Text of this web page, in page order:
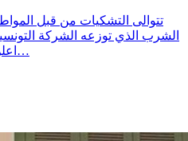
تتوالى التشكيات من قبل
الشرب الذي توزعه الشركة
اعلن حمزة الفيل عن مركز البحوث…